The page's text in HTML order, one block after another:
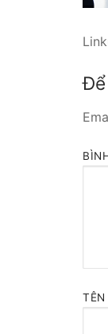
Để
TÊN